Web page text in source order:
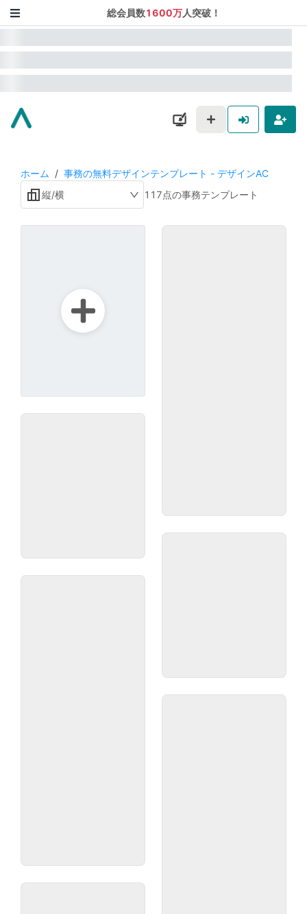
総会員数1600万人突破！
ホーム / 事務の無料デザインテンプレート - デザインAC
縦/横
117点の事務テンプレート